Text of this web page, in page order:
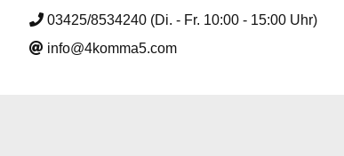
03425/8534240 (Di. - Fr. 10:00 - 15:00 Uhr)
info@4komma5.com